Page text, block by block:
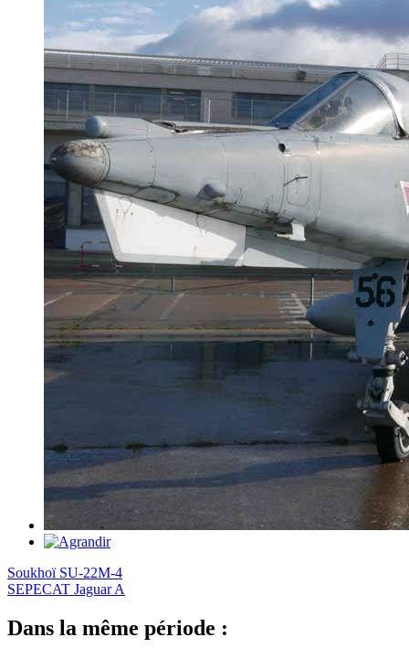
Soukhoï SU-22M-4
SEPECAT Jaguar A
Dans la même période :